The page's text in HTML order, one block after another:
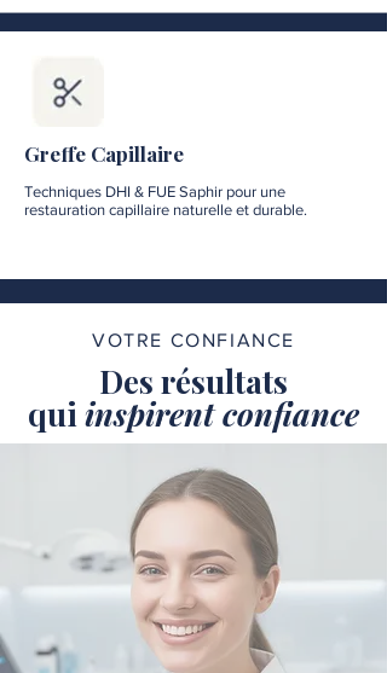
Greffe Capillaire
Techniques DHI & FUE Saphir pour une
restauration capillaire naturelle et durable.
VOTRE CONFIANCE
Des résultats
quiinspirent confiance